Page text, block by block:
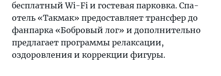
бесплатный Wi-Fi и гостевая парковка. Спа-
отель «Такмак» предоставляет трансфер до
фанпарка «Бобровый лог» и дополнительно
предлагает программы релаксации,
оздоровления и коррекции фигуры.